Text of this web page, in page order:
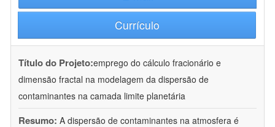
Currículo
Título do Projeto:emprego do cálculo fracionário e
dimensão fractal na modelagem da dispersão de
contaminantes na camada limite planetária
Resumo: A dispersão de contaminantes na atmosfera é